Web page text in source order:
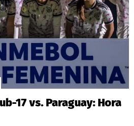
17 vs. Paraguay: Hora